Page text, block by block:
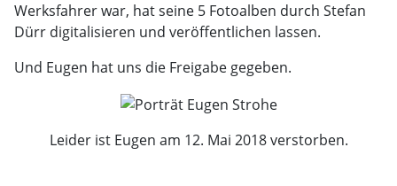
Werksfahrer war, hat seine 5 Fotoalben durch Stefan
Dürr digitalisieren und veröffentlichen lassen.
Und Eugen hat uns die Freigabe gegeben.
Leider ist Eugen am 12. Mai 2018 verstorben.